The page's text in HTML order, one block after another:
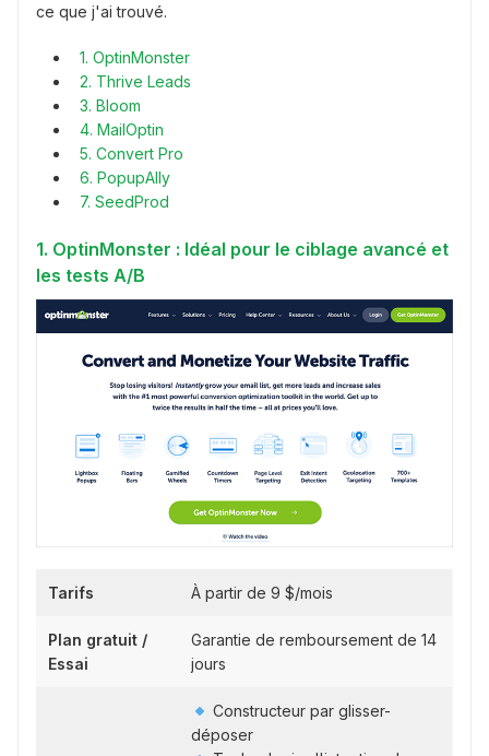
ce que j'ai trouvé.
1. OptinMonster
2. Thrive Leads
3. Bloom
4. MailOptin
5. Convert Pro
6. PopupAlly
7. SeedProd
1. OptinMonster : Idéal pour le ciblage avancé et
les tests A/B
Tarifs À partir de 9 $/mois
Plan gratuit /
Essai
Garantie de remboursement de 14
jours
Constructeur par glisser-
déposer